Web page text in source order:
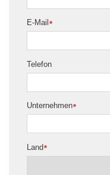
*
E-Mail
Telefon
*
Unternehmen
*
Land